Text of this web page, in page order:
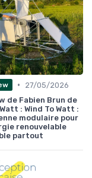
•
27/05/2026
de Fabien Brun de
: Wind To Watt :
modulaire pour
renouvelable
partout